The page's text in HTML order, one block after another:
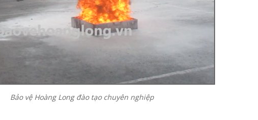
Bảo vệ Hoàng Long đào tạo chuyên nghiệp